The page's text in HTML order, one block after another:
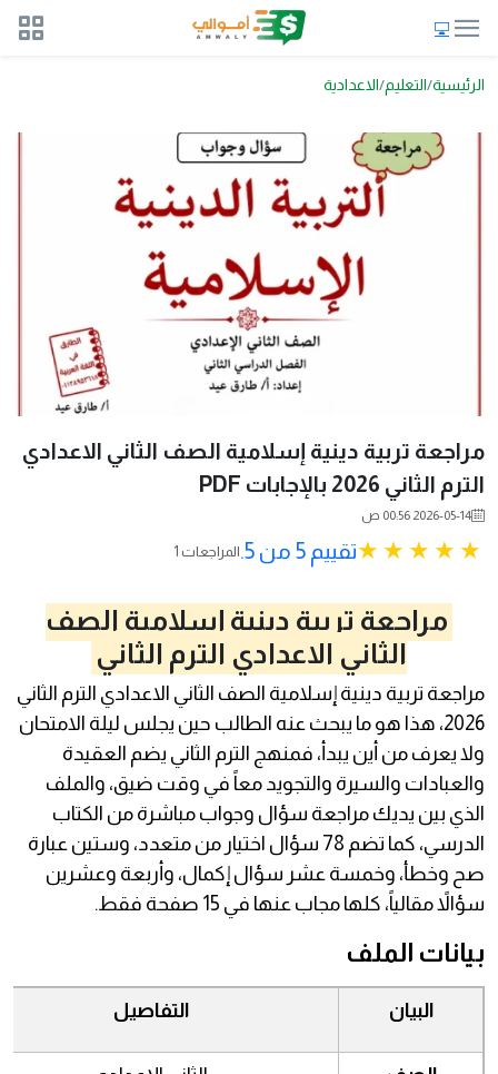
الرئيسية التعليم الاعدادية
مراجعة تربية دينية إسلامية الصف الثاني الاعدادي
الترم الثاني 2026 بالإجابات PDF
2026-05-14 00:56 ص
تقييم 5 من 5. 1 المراجعات
مراجعة تربية دينية إسلامية الصف
الثاني الاعدادي الترم الثاني
مراجعة تربية دينية إسلامية الصف الثاني الاعدادي الترم الثاني
2026، هذا هو ما يبحث عنه الطالب حين يجلس ليلة الامتحان
ولا يعرف من أين يبدأ، فمنهج الترم الثاني يضم العقيدة
والعبادات والسيرة والتجويد معاً في وقت ضيق، والملف
الذي بين يديك مراجعة سؤال وجواب مباشرة من الكتاب
الدرسي، كما تضم 78 سؤال اختيار من متعدد، وستين عبارة
صح وخطأ، وخمسة عشر سؤال إكمال، وأربعة وعشرين
سؤالاً مقالياً، كلها مجاب عنها في 15 صفحة فقط.
بيانات الملف
البيان التفاصيل